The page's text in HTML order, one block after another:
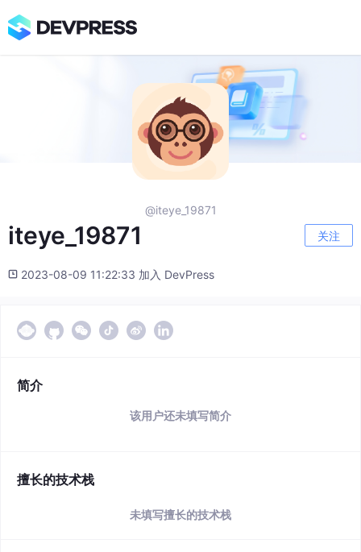
@iteye_19871
iteye_19871 关注
2023-08-09 11:22:33 加入 DevPress
简介
该用户还未填写简介
擅长的技术栈
未填写擅长的技术栈